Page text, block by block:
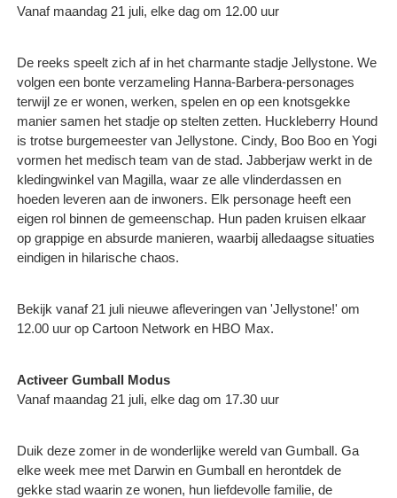
Vanaf maandag 21 juli, elke dag om 12.00 uur
De reeks speelt zich af in het charmante stadje Jellystone. We
volgen een bonte verzameling Hanna-Barbera-personages
terwijl ze er wonen, werken, spelen en op een knotsgekke
manier samen het stadje op stelten zetten. Huckleberry Hound
is trotse burgemeester van Jellystone. Cindy, Boo Boo en Yogi
vormen het medisch team van de stad. Jabberjaw werkt in de
kledingwinkel van Magilla, waar ze alle vlinderdassen en
hoeden leveren aan de inwoners. Elk personage heeft een
eigen rol binnen de gemeenschap. Hun paden kruisen elkaar
op grappige en absurde manieren, waarbij alledaagse situaties
eindigen in hilarische chaos.
Bekijk vanaf 21 juli nieuwe afleveringen van 'Jellystone!' om
12.00 uur op Cartoon Network en HBO Max.
Activeer Gumball Modus
Vanaf maandag 21 juli, elke dag om 17.30 uur
Duik deze zomer in de wonderlijke wereld van Gumball. Ga
elke week mee met Darwin en Gumball en herontdek de
gekke stad waarin ze wonen, hun liefdevolle familie, de